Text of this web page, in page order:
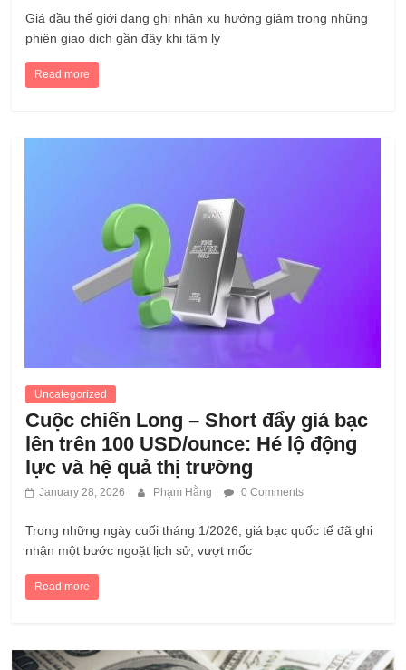
Giá dầu thế giới đang ghi nhận xu hướng giảm trong những
phiên giao dịch gần đây khi tâm lý
Read more
Uncategorized
Cuộc chiến Long – Short đẩy giá bạc
lên trên 100 USD/ounce: Hé lộ động
lực và hệ quả thị trường
January 28, 2026 Phạm Hằng 0 Comments
Trong những ngày cuối tháng 1/2026, giá bạc quốc tế đã ghi
nhận một bước ngoặt lịch sử, vượt mốc
Read more